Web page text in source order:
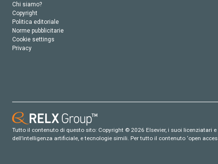
Chi siamo?
Copyright
Politica editoriale
Norme pubblicitarie
Cookie settings
Privacy
Tutto il contenuto di questo sito: Copyright © 2026 Elsevier, i suoi
dell’intelligenza artificiale, e tecnologie simili. Per tutto il contenuto ‘open